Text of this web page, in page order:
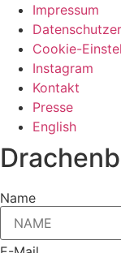
Impressum
Cookie-
Instagram
Kontakt
Presse
English
Name